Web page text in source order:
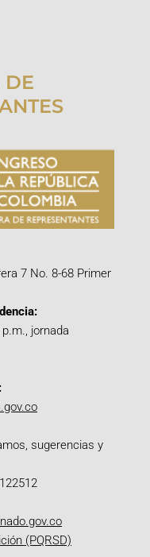
DE
7 No. 8-68 Primer
jornada
sugerencias y
(PQRSD)